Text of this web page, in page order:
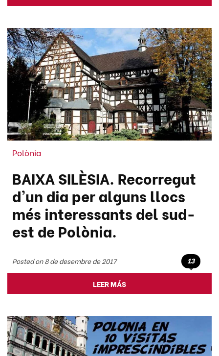
Polònia
BAIXA SILÈSIA. Recorregut
d'un dia per alguns llocs
més interessants del sud-
est de Polònia.
Posted on 8 de desembre de 2017 13
LEER MÁS